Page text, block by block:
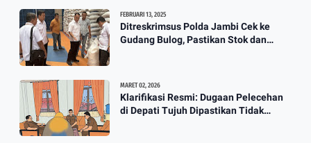
Wali Kota Jambi Tidak Ada Lagi
Guru Honorer Semua Diangkat
Jadi P3K
3:12
Berkah Banjir, Yusuf Pembuat
Perahu Kebanjiran Orderan Bikin
Perahu
FEBRUARI 13, 2025
Ditreskrimsus Polda Jambi Cek ke
Gudang Bulog, Pastikan Stok dan
MARET 02, 2026
Klarifikasi Resmi: Dugaan Pelecehan
di Depati Tujuh Dipastikan Tidak